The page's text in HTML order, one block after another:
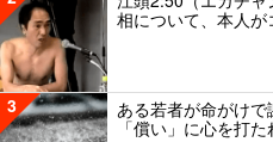
相について、本人が
3
ある若者が命がけ
「償い」に心を打